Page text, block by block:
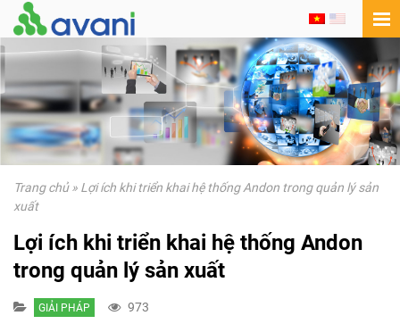
Trang chủ» Lợi ích khi triển khai hệ thống Andon trong quản lý sản
xuất
Lợi ích khi triển khai hệ thống Andon
trong quản lý sản xuất
GIẢI PHÁP 973